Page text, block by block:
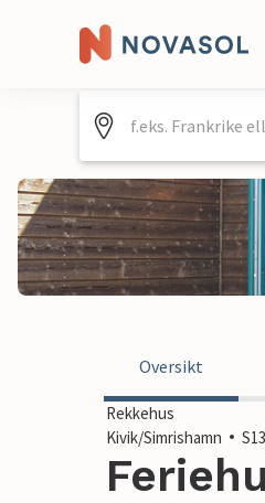
Oversikt
Rekkehus
Kivik/Simrishamn